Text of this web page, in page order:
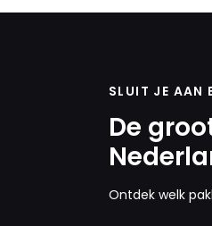
SLUIT JE AAN
De
Ontdek welk